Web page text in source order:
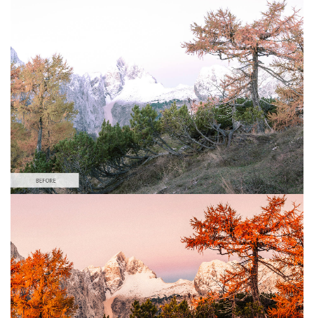
Please select
(30 Lr Presets)
Wedding Collection